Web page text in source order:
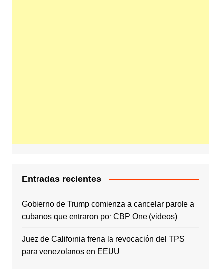
Entradas recientes
Gobierno de Trump comienza a cancelar parole a
cubanos que entraron por CBP One (videos)
Juez de California frena la revocación del TPS
para venezolanos en EEUU